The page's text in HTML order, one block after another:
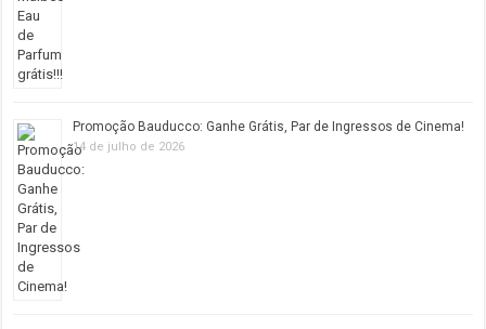
Promoção Bauducco: Ganhe Grátis, Par de Ingressos de Cinema!
14 de julho de 2026